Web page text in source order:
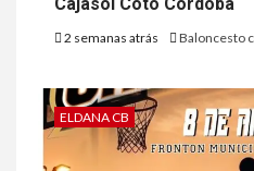
2 semanas atrás Baloncesto
ELDANA CB